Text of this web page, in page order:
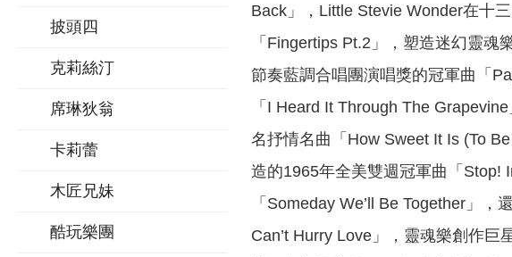
披頭四
克莉絲汀
席琳狄翁
卡莉蕾
木匠兄妹
酷玩樂團
Back」，Little Stevie Wonder在十
「Fingertips Pt.2」，塑造迷幻靈
節奏藍調合唱團演唱獎的冠軍曲「
「I Heard It Through The
名抒情名曲「How Sweet It Is (To
造的1965年全美雙週冠軍曲「Stop!
「Someday We’ll Be Together」
Can’t Hurry Love」，靈魂樂創作巨